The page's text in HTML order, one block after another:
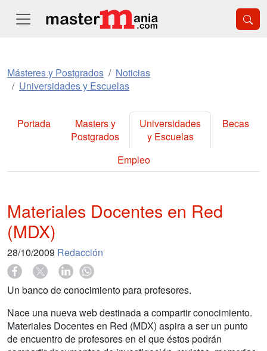
Másteres y Postgrados
Noticias
Universidades y Escuelas
Portada
Masters y
Postgrados
Universidades
y Escuelas
Becas
Empleo
Materiales Docentes en Red
(MDX)
28/10/2009 Redacción
Un banco de conocimiento para profesores.
Nace una nueva web destinada a compartir conocimiento.
Materiales Docentes en Red (MDX) aspira a ser un punto
de encuentro de profesores en el que éstos podrán